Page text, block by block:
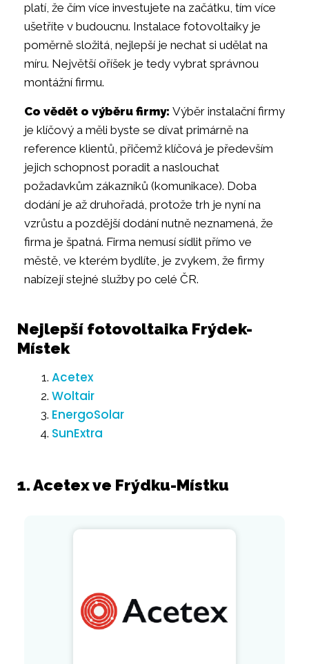
platí, že čím více investujete na začátku, tím více
ušetříte v budoucnu. Instalace fotovoltaiky je
poměrně složitá, nejlepší je nechat si udělat na
míru. Největší oříšek je tedy vybrat správnou
montážní firmu.
Co vědět o výběru firmy: Výběr instalační firmy
je klíčový a měli byste se dívat primárně na
reference klientů, přičemž klíčová je především
jejich schopnost poradit a naslouchat
požadavkům zákazníků (komunikace). Doba
dodání je až druhořadá, protože trh je nyní na
vzrůstu a pozdější dodání nutně neznamená, že
firma je špatná. Firma nemusí sídlit přímo ve
městě, ve kterém bydlíte, je zvykem, že firmy
nabízejí stejné služby po celé ČR.
Nejlepší fotovoltaika Frýdek-
Místek
Acetex
Woltair
EnergoSolar
SunExtra
1. Acetex ve Frýdku-Místku